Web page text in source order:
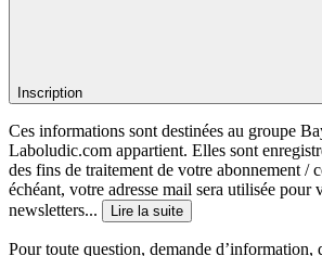
Inscription
Ces informations sont destinées au groupe
Laboludic.com appartient. Elles sont
des fins de traitement de votre abonnement /
échéant, votre adresse mail sera utilisée pour
newsletters...
Lire la suite
Pour toute question, demande d’information,